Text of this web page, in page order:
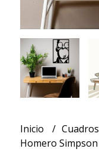
Inicio Cuadros
Homero Simpson